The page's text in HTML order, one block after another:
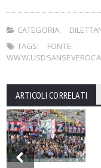
CATEGORIA:
TAGS:
FONTE:
ARTICOLI CORRELATI